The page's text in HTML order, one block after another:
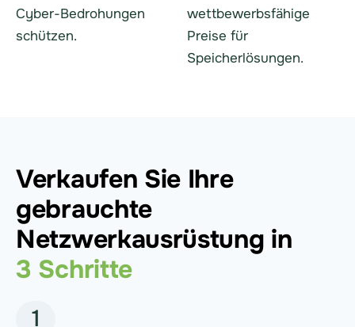
Cyber-Bedrohungen
schützen.
wettbewerbsfähige
Preise für
Speicherlösungen.
Verkaufen Sie Ihre
gebrauchte
Netzwerkausrüstung in
3 Schritte
1